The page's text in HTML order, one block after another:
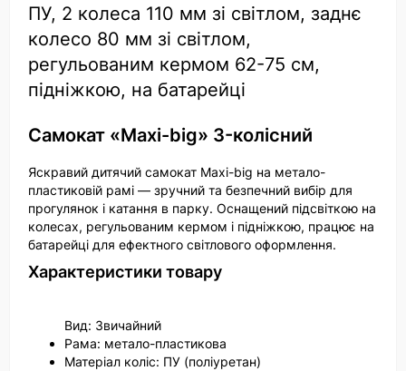
ПУ, 2 колеса 110 мм зі світлом, заднє
колесо 80 мм зі світлом,
регульованим кермом 62-75 см,
підніжкою, на батарейці
Самокат «Maxi-big» 3-колісний
Яскравий дитячий самокат Maxi-big на метало-
пластиковій рамі — зручний та безпечний вибір для
прогулянок і катання в парку. Оснащений підсвіткою на
колесах, регульованим кермом і підніжкою, працює на
батарейці для ефектного світлового оформлення.
Характеристики товару
Вид: Звичайний
Рама: метало-пластикова
Матеріал коліс: ПУ (поліуретан)